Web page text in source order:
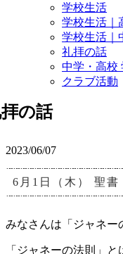
学校生活
学校生活｜
学校生活｜
礼拝の話
中学・高校
クラブ活動
の話
2023/06/07
6月1日（木） 聖
みなさんは「ジャネー
「ジャネーの法則」